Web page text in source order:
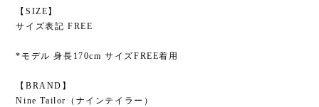
【SIZE】
サイズ表記 FREE
*モデル 身長170cm サイズFREE着用
【BRAND】
Nine Tailor（ナインテイラー）